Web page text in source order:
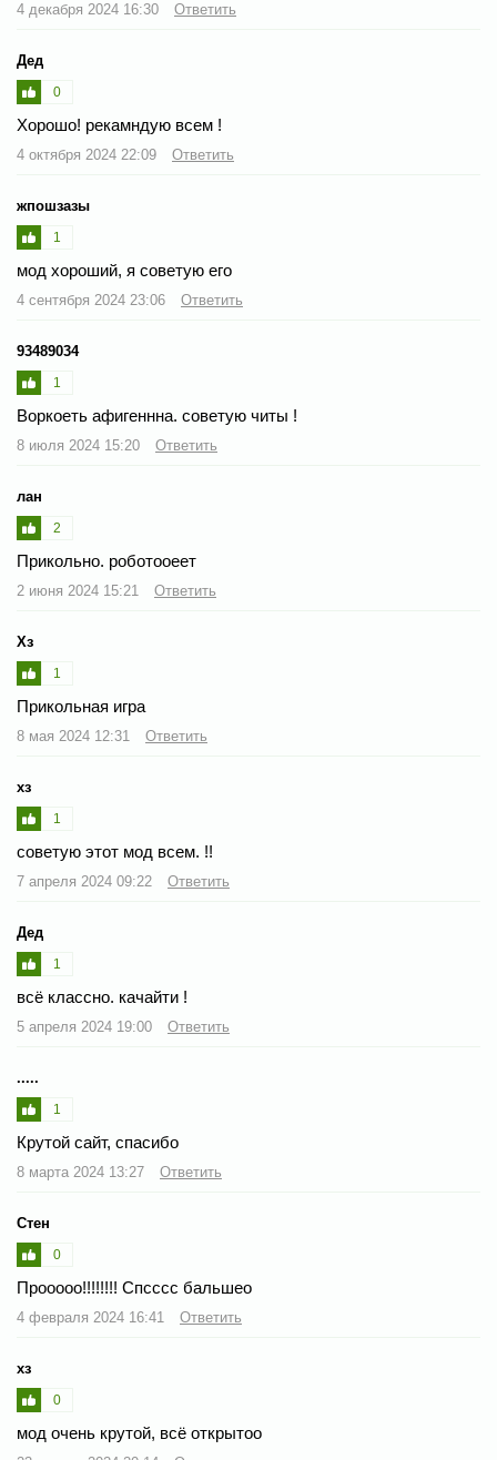
4 декабря 2024 16:30 Ответить
Дед
0
Хорошо! рекамндую всем !
4 октября 2024 22:09 Ответить
жпошзазы
1
мод хороший, я советую его
4 сентября 2024 23:06 Ответить
93489034
1
Воркоеть афигеннна. советую читы !
8 июля 2024 15:20 Ответить
лан
2
Прикольно. роботооеет
2 июня 2024 15:21 Ответить
Хз
1
Прикольная игра
8 мая 2024 12:31 Ответить
хз
1
советую этот мод всем. !!
7 апреля 2024 09:22 Ответить
Дед
1
всё классно. качайти !
5 апреля 2024 19:00 Ответить
.....
1
Крутой сайт, спасибо
8 марта 2024 13:27 Ответить
Стен
0
Прооооо!!!!!!!! Спсссс бальшео
4 февраля 2024 16:41 Ответить
хз
0
мод очень крутой, всё открытоо